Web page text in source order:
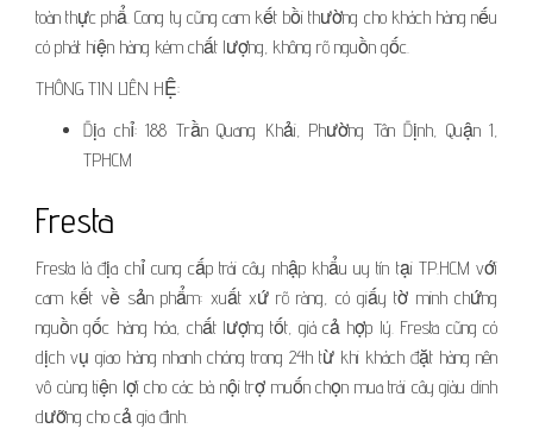
toàn thực phẩ. Cong ty cũng cam kết bồi thường cho khách hàng nếu
có phát hiện hàng kém chất lượng, không rõ nguồn gốc.
THÔNG TIN LIÊN HỆ:
Địa chỉ: 188 Trần Quang Khải, Phường Tân Định, Quận 1,
TPHCM
Fresta
Fresta là địa chỉ cung cấp trái cây nhập khẩu uy tín tại TP.HCM với
cam kết về sản phẩm: xuất xứ rõ ràng, có giấy tờ minh chứng
nguồn gốc hàng hóa, chất lượng tốt, giá cả hợp lý. Fresta cũng có
dịch vụ giao hàng nhanh chóng trong 24h từ khi khách đặt hàng nên
vô cùng tiện lợi cho các bà nội trợ muốn chọn mua trái cây giàu dinh
dưỡng cho cả gia đình.